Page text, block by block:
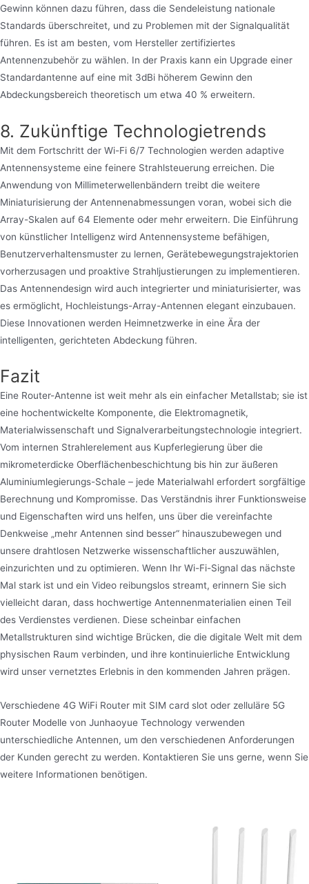
Gewinn können dazu führen, dass die Sendeleistung nationale
Standards überschreitet, und zu Problemen mit der Signalqualität
führen. Es ist am besten, vom Hersteller zertifiziertes
Antennenzubehör zu wählen. In der Praxis kann ein Upgrade einer
Standardantenne auf eine mit 3dBi höherem Gewinn den
Abdeckungsbereich theoretisch um etwa 40 % erweitern.
8. Zukünftige Technologietrends
Mit dem Fortschritt der Wi-Fi 6/7 Technologien werden adaptive
Antennensysteme eine feinere Strahlsteuerung erreichen. Die
Anwendung von Millimeterwellenbändern treibt die weitere
Miniaturisierung der Antennenabmessungen voran, wobei sich die
Array-Skalen auf 64 Elemente oder mehr erweitern. Die Einführung
von künstlicher Intelligenz wird Antennensysteme befähigen,
Benutzerverhaltensmuster zu lernen, Gerätebewegungstrajektorien
vorherzusagen und proaktive Strahljustierungen zu implementieren.
Das Antennendesign wird auch integrierter und miniaturisierter, was
es ermöglicht, Hochleistungs-Array-Antennen elegant einzubauen.
Diese Innovationen werden Heimnetzwerke in eine Ära der
intelligenten, gerichteten Abdeckung führen.
Fazit
Eine Router-Antenne ist weit mehr als ein einfacher Metallstab; sie ist
eine hochentwickelte Komponente, die Elektromagnetik,
Materialwissenschaft und Signalverarbeitungstechnologie integriert.
Vom internen Strahlerelement aus Kupferlegierung über die
mikrometerdicke Oberflächenbeschichtung bis hin zur äußeren
Aluminiumlegierungs-Schale – jede Materialwahl erfordert sorgfältige
Berechnung und Kompromisse. Das Verständnis ihrer Funktionsweise
und Eigenschaften wird uns helfen, uns über die vereinfachte
Denkweise „mehr Antennen sind besser“ hinauszubewegen und
unsere drahtlosen Netzwerke wissenschaftlicher auszuwählen,
einzurichten und zu optimieren. Wenn Ihr Wi-Fi-Signal das nächste
Mal stark ist und ein Video reibungslos streamt, erinnern Sie sich
vielleicht daran, dass hochwertige Antennenmaterialien einen Teil
des Verdienstes verdienen. Diese scheinbar einfachen
Metallstrukturen sind wichtige Brücken, die die digitale Welt mit dem
physischen Raum verbinden, und ihre kontinuierliche Entwicklung
wird unser vernetztes Erlebnis in den kommenden Jahren prägen.
Verschiedene 4G WiFi Router mit SIM card slot oder zelluläre 5G
Router Modelle von Junhaoyue Technology verwenden
unterschiedliche Antennen, um den verschiedenen Anforderungen
der Kunden gerecht zu werden. Kontaktieren Sie uns gerne, wenn Sie
weitere Informationen benötigen.